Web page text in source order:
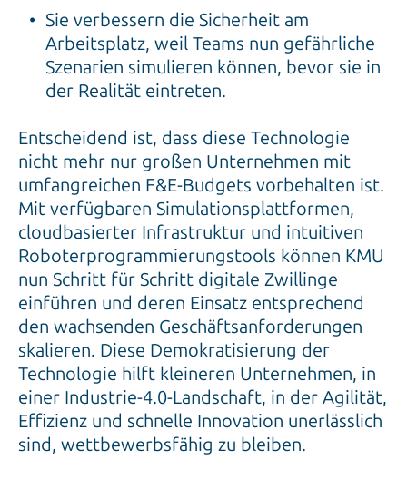
Sie verbessern die Sicherheit am
Arbeitsplatz, weil Teams nun gefährliche
Szenarien simulieren können, bevor sie in
der Realität eintreten.
Entscheidend ist, dass diese Technologie
nicht mehr nur großen Unternehmen mit
umfangreichen F&E-Budgets vorbehalten ist.
Mit verfügbaren Simulationsplattformen,
cloudbasierter Infrastruktur und intuitiven
Roboterprogrammierungstools können KMU
nun Schritt für Schritt digitale Zwillinge
einführen und deren Einsatz entsprechend
den wachsenden Geschäftsanforderungen
skalieren. Diese Demokratisierung der
Technologie hilft kleineren Unternehmen, in
einer Industrie-4.0-Landschaft, in der Agilität,
Effizienz und schnelle Innovation unerlässlich
sind, wettbewerbsfähig zu bleiben.